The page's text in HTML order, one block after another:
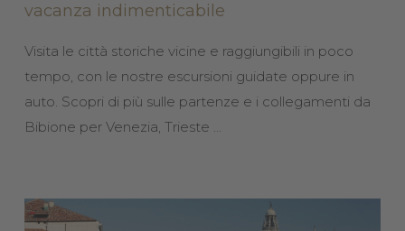
vacanza indimenticabile
Visita le città storiche vicine e raggiungibili in poco
tempo, con le nostre escursioni guidate oppure in
auto. Scopri di più sulle partenze e i collegamenti da
Bibione per Venezia, Trieste ...